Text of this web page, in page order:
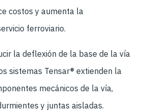
costos y aumenta la
ferroviario.
la deflexión de la base de la vía
sistemas Tensar® extienden la
mecánicos de la vía,
y juntas aisladas.